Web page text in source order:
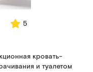
5
кровать-
и туалетом